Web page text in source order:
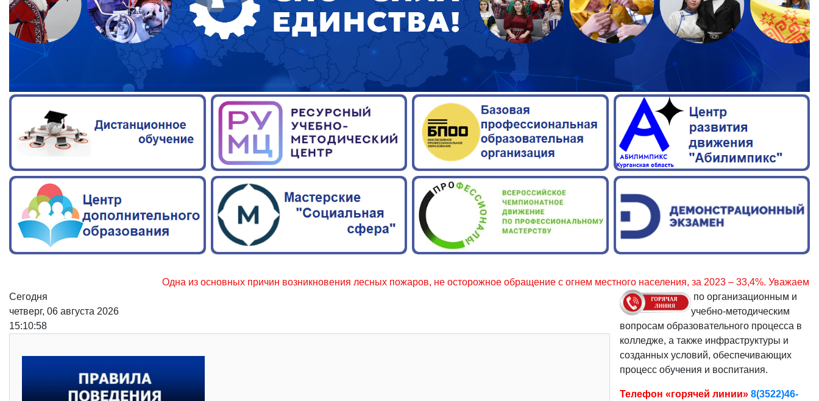
Одна из основных причин возникновения лесных пожаров, не осторожное обращение с огнем местного населения, за 2023 – 33,4%. Уважаемые граждане,
Сегодня
четверг, 06 августа 2026
15:10:59
по организационным и
учебно-методическим
вопросам образовательного процесса в
колледже, а также инфраструктуры и
созданных условий, обеспечивающих
процесс обучения и воспитания.
Телефон «горячей линии» 8(3522)46-